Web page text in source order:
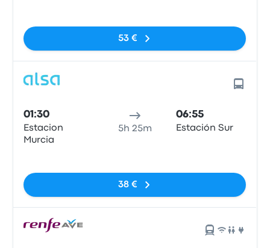
53 €
01:30
Estacion
Murcia
5h 25m
06:55
Estación Sur
38 €